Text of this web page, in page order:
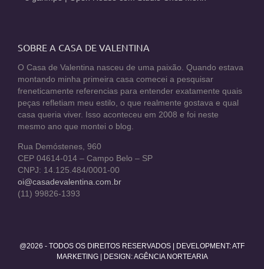
SOBRE A CASA DE VALENTINA
O Casa de Valentina nasceu de uma paixão. Quando estava
montando minha primeira casa comecei a pesquisar
freneticamente referencias para entender exatamente quais
peças refletiam meu estilo, o que realmente gostava e qual
casa queria viver. Isso aconteceu em 2008 e foi neste
mesmo ano que montei o blog.
Rua Demóstenes, 960
CEP 04614-014 – Campo Belo – SP
CNPJ: 14.125.484/0001-00
oi@casadevalentina.com.br
(11) 99826-1393
@2026 - TODOS OS DIREITOS RESERVADOS | DEVELOPMENT:ATF
MARKETING| DESIGN: AGÊNCIA NORTEARIA